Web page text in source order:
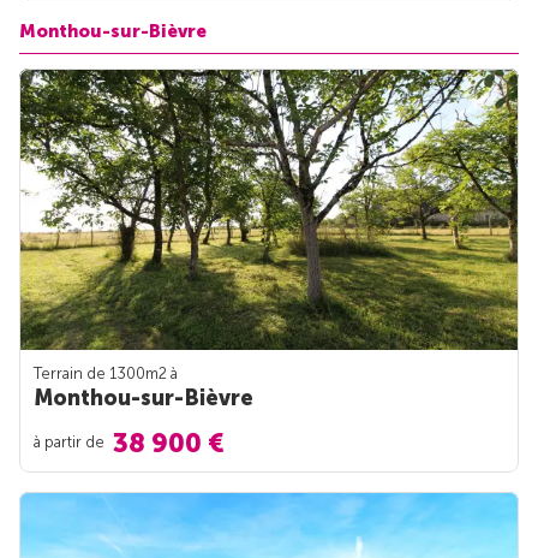
Monthou-sur-Bièvre
Terrain de 1300m2 à
Monthou-sur-Bièvre
à partir de 38 900 €